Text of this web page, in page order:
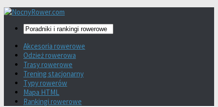
Akcesoria rowerowe
Odzież rowerowa
Trasy rowerowe
Trening stacjonarny
Typy rowerów
Mapa HTML
Rankingi rowerowe